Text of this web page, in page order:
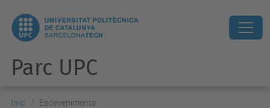
Parc UPC
Inici Esdeveniments